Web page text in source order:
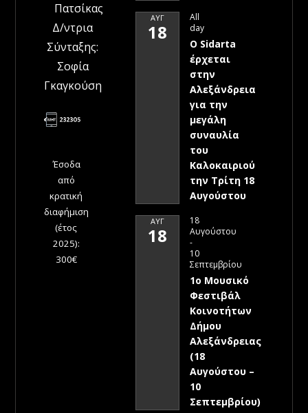
Πατσίκας
Δ/ντρια
Σύνταξης:
Σοφία
Γκαγκούση
Έσοδα
από
κρατική
διαφήμιση
(έτος
2025):
300€
ΑΥΓ
18
All
day
Ο Sidarta
έρχεται
στην
Αλεξάνδρεια
για την
μεγάλη
συναυλία
του
Καλοκαιριού
την Τρίτη 18
Αυγούστου
ΑΥΓ
18
18
Αυγούστου
-
10
Σεπτεμβρίου
1ο Μουσικό
Φεστιβάλ
Κοινοτήτων
Δήμου
Αλεξάνδρειας
(18
Αυγούστου –
10
Σεπτεμβρίου)